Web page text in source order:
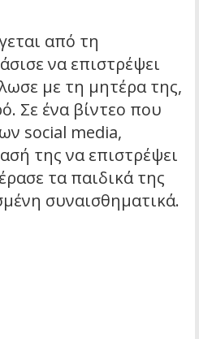
από τη
να επιστρέψει
με τη μητέρα της,
Σε ένα βίντεο που
social media,
της να επιστρέψει
τα παιδικά της
συναισθηματικά.